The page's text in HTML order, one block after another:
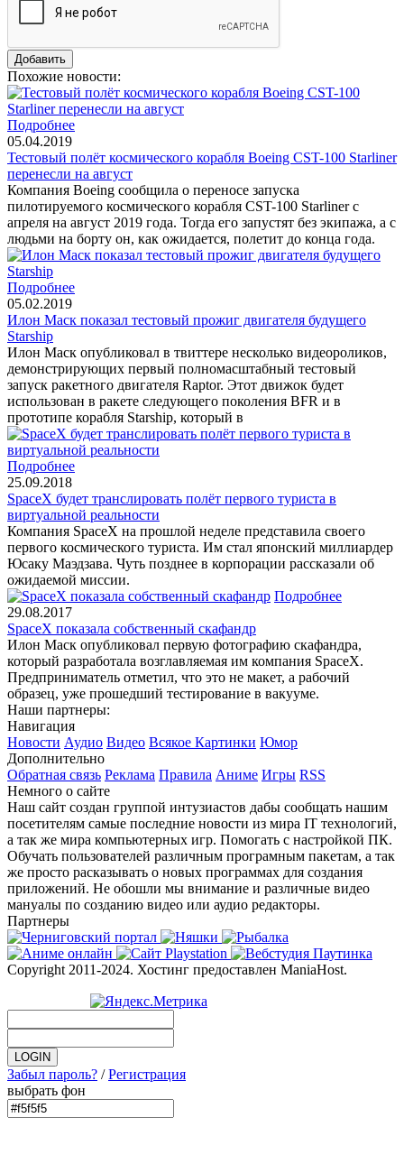
Похожие новости:
Подробнее
05.04.2019
Тестовый полёт космического корабля Boeing CST-100 Starliner
перенесли на август
Компания Boeing сообщила о переносе запуска
пилотируемого космического корабля CST-100 Starliner с
апреля на август 2019 года. Тогда его запустят без экипажа, а с
людьми на борту он, как ожидается, полетит до конца года.
Подробнее
05.02.2019
Илон Маск показал тестовый прожиг двигателя будущего
Starship
Илон Маск опубликовал в твиттере несколько видеороликов,
демонстрирующих первый полномасштабный тестовый
запуск ракетного двигателя Raptor. Этот движок будет
использован в ракете следующего поколения BFR и в
прототипе корабля Starship, который в
Подробнее
25.09.2018
SpaceX будет транслировать полёт первого туриста в
виртуальной реальности
Компания SpaceX на прошлой неделе представила своего
первого космического туриста. Им стал японский миллиардер
Юсаку Маэдзава. Чуть позднее в корпорации рассказали об
ожидаемой миссии.
Подробнее
29.08.2017
SpaceX показала собственный скафандр
Илон Маск опубликовал первую фотографию скафандра,
который разработала возглавляемая им компания SpaceX.
Предприниматель отметил, что это не макет, а рабочий
образец, уже прошедший тестирование в вакууме.
Наши партнеры:
Навигация
Новости Аудио Видео Всякое Картинки Юмор
Дополнительно
Обратная связь Реклама Правила Аниме Игры RSS
Немного о сайте
Наш сайт создан группой интузиастов дабы сообщать нашим
посетителям самые последние новости из мира IT технологий,
а так же мира компьютерных игр. Помогать с настройкой ПК.
Обучать пользователей различным програмным пакетам, а так
же просто расказывать о новых программах для создания
приложений. Не обошли мы внимание и различные видео
мануалы по созданию видео или аудио редакторы.
Партнеры
Copyright 2011-2024. Хостинг предоставлен ManiaHost.
Забыл пароль? /Регистрация
выбрать фон